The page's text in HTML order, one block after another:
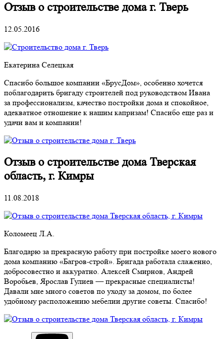
Отзыв о строительстве дома г. Тверь
12.05.2016
Екатерина Селецкая
Спасибо большое компании «БрусДом», особенно хочется
поблагодарить бригаду строителей под руководством Ивана
за профессионализм, качество постройки дома и спокойное,
адекватное отношение к нашим капризам! Спасибо еще раз и
удачи вам и компании!
Отзыв о строительстве дома Тверская
область, г. Кимры
11.08.2018
Коломеец Л.А.
Благодарю за прекрасную работу при постройке моего нового
дома компанию «Багров-строй». Бригада работала слаженно,
добросовестно и аккуратно. Алексей Смирнов, Андрей
Воробьев, Ярослав Гулиев — прекрасные специалисты!
Давали мне много советов по уходу за домом, по более
удобному расположению мебелии другие советы. Спасибо!